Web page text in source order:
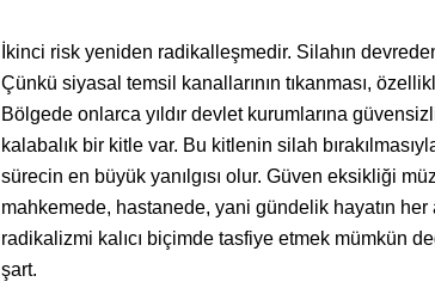
İkinci risk yeniden radikalleşmedir. Silahın
Çünkü siyasal temsil kanallarının tıkanması,
Bölgede onlarca yıldır devlet kurumlarına
kalabalık bir kitle var. Bu kitlenin silah
sürecin en büyük yanılgısı olur. Güven eksikliği
mahkemede, hastanede, yani gündelik hayatın her
radikalizmi kalıcı biçimde tasfiye etmek mümkün
şart.